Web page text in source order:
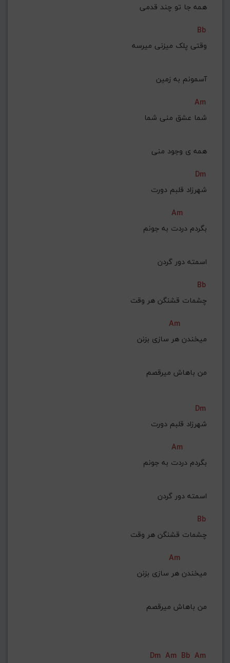
همه جا تو چند قدمی
Bb
وقتی پلک میزنی میرسه
آسمونم به زمین
Am
شما عشق منی شما
همه ی وجود منی
Dm
شهرزاد قلبم دورت
Am
بگردم دردت به جونم
اسمته دور گردن
Bb
چشمات قشنگن هر وقت
Am
میخندن هر سازی بزنن
من باهاش میرقصم
Dm
شهرزاد قلبم دورت
Am
بگردم دردت به جونم
اسمته دور گردن
Bb
چشمات قشنگن هر وقت
Am
میخندن هر سازی بزنن
من باهاش میرقصم
Dm Am Bb Am